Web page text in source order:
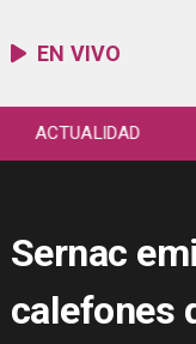
EN VIVO
ACTUALIDAD
Sernac
calefones